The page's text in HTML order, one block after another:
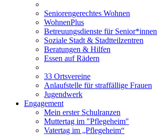
Seniorengerechtes Wohnen
WohnenPlus
Betreuungsdienste für Senior*innen
Soziale Stadt & Stadtteilzentren
Beratungen & Hilfen
Essen auf Rädern
33 Ortsvereine
Anlaufstelle für straffällige Frauen
Jugendwerk
Engagement
Mein erster Schulranzen
Muttertag im "Pflegeheim"
Vatertag im „Pflegeheim“